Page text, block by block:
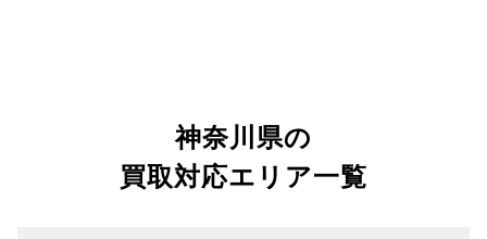
神奈川県の
買取対応エリア一覧